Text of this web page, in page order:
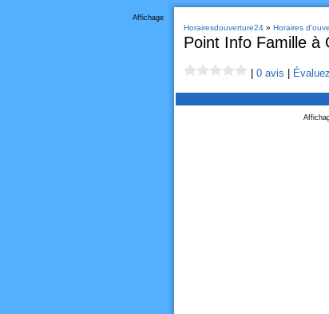
Affichage
Horairesdouverture24» Horaires
Point Info Famille à
0 avis